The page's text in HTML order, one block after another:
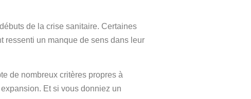
de la crise sanitaire. Certaines
ressenti un manque de sens dans leur
de nombreux critères propres à
Et si vous donniez un